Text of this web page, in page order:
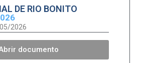
DE RIO BONITO
2026
documento